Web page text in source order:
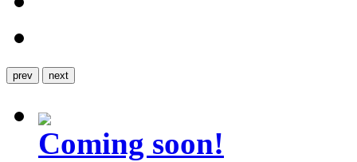
prev next
Coming soon!